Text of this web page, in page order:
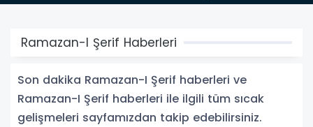
Ramazan-I Şerif Haberleri
Son dakika Ramazan-I Şerif haberleri ve
Ramazan-I Şerif haberleri ile ilgili tüm sıcak
gelişmeleri sayfamızdan takip edebilirsiniz.